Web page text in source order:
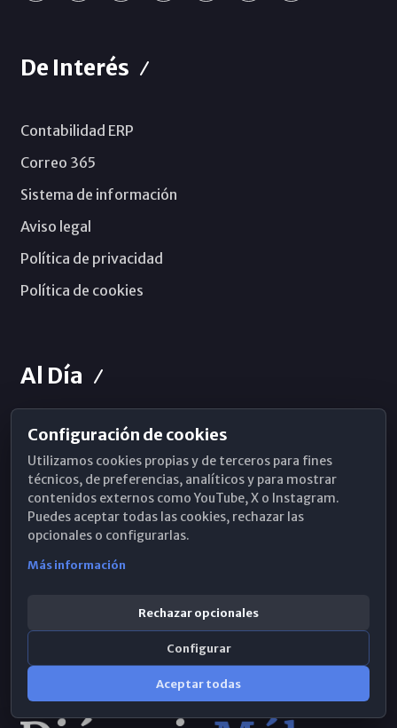
De Interés
Contabilidad ERP
Correo 365
Sistema de información
Aviso legal
Política de privacidad
Política de cookies
Al Día
Horarios de Misa
Hemeroteca
WhatsApp
Configuración de cookies
Utilizamos cookies propias y de terceros para fines
técnicos, de preferencias, analíticos y para mostrar
contenidos externos como YouTube, X o Instagram.
Puedes aceptar todas las cookies, rechazar las
opcionales o configurarlas.
Más información
Rechazar opcionales
Configurar
Aceptar todas